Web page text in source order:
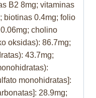
B2 8mg; vitaminas
biotinas 0.4mg; folio
cholino
oksidas): 86.7mg;
43.7mg;
monohidratas]:
28.9mg;